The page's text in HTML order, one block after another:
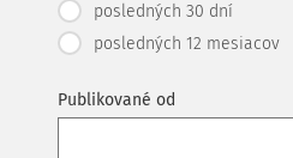
posledných 30 dní
posledných 12 mesiacov
Publikované od